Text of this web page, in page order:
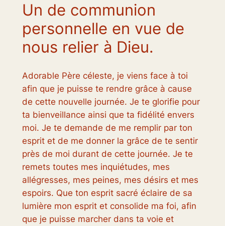
Un de communion
personnelle en vue de
nous relier à Dieu.
Adorable Père céleste, je viens face à toi
afin que je puisse te rendre grâce à cause
de cette nouvelle journée. Je te glorifie pour
ta bienveillance ainsi que ta fidélité envers
moi. Je te demande de me remplir par ton
esprit et de me donner la grâce de te sentir
près de moi durant de cette journée. Je te
remets toutes mes inquiétudes, mes
allégresses, mes peines, mes désirs et mes
espoirs. Que ton esprit sacré éclaire de sa
lumière mon esprit et consolide ma foi, afin
que je puisse marcher dans ta voie et